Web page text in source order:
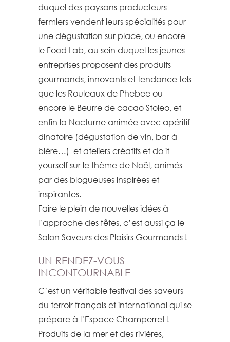
duquel des paysans producteurs
fermiers vendent leurs spécialités pour
une dégustation sur place, ou encore
le Food Lab, au sein duquel les jeunes
entreprises proposent des produits
gourmands, innovants et tendance tels
que les Rouleaux de Phebee ou
encore le Beurre de cacao Stoleo, et
enfin la Nocturne animée avec apéritif
dinatoire (dégustation de vin, bar à
bière…) et ateliers créatifs et do it
yourself sur le thème de Noël, animés
par des blogueuses inspirées et
inspirantes.
Faire le plein de nouvelles idées à
l’approche des fêtes, c’est aussi ça le
Salon Saveurs des Plaisirs Gourmands !
UN RENDEZ-VOUS
INCONTOURNABLE
C’est un véritable festival des saveurs
du terroir français et international qui se
prépare à l’Espace Champerret !
Produits de la mer et des rivières,